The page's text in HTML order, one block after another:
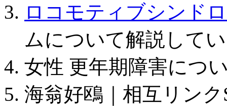
ロコモティブシンド
ムについて解説して
女性 更年期障害につ
海翁好鴎｜相互リンク